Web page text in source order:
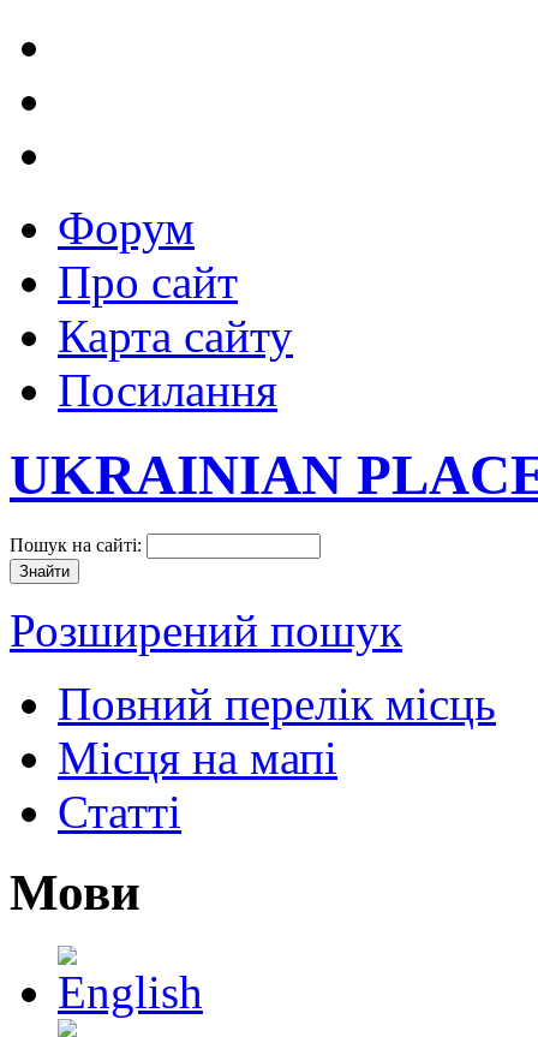
Форум
Про сайт
Карта сайту
Посилання
UKRAINIAN
Пошук на сайті:
Розширений пошук
Повний перелік місць
Місця на мапі
Статті
Мови